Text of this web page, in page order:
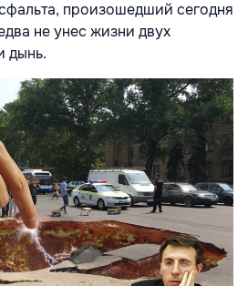
произошедший сегодня
не унес жизни двух
дынь.